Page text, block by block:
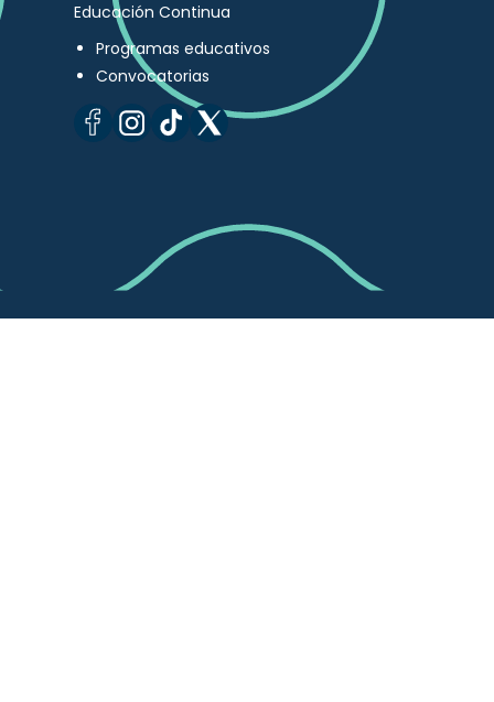
Educación Continua
Programas educativos
Convocatorias